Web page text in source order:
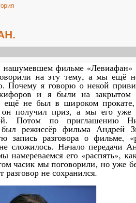
фильме «Левиафан»
на эту тему, а мы ещё
Почему я говорю о некой
и я были на закрытом
ещё не был в широком
получил приз, а мы его уже
Потом по приглашению
был режиссёр фильма Андрей
запись разговора о фильме,
сложилось. Начало передачи
намереваемся его «распять»,
часик мы поговорили, но уже
разговор не сохранился.